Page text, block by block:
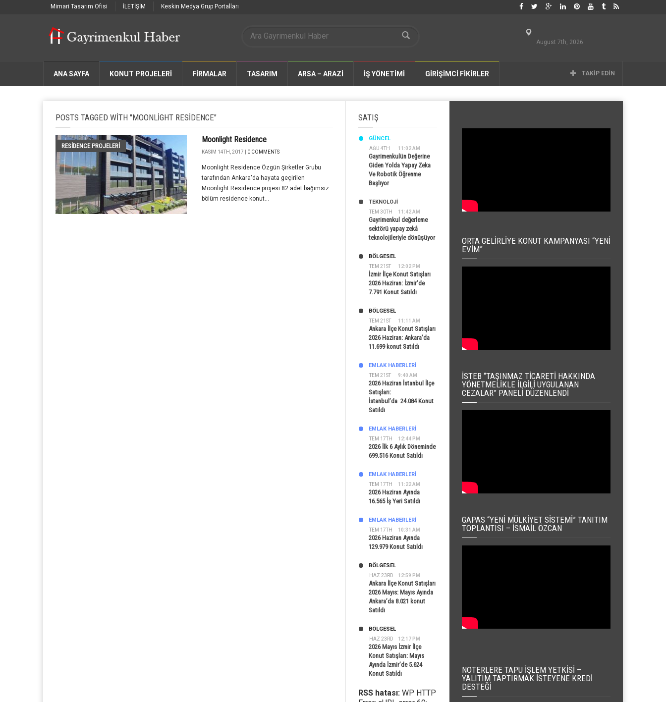
Mimari Tasarım Ofisi İLETİŞİM Keskin Medya Grup Portalları
August 7th, 2026
ANA SAYFA KONUT PROJELERİ FIRMALAR TASARIM ARSA – ARAZİ İŞ YÖNETİMİ GİRİŞİMCİ FİKİRLER TAKIP EDIN
POSTS TAGGED WITH "MOONLIGHT RESIDENCE"
RESIDENCE PROJELERI
Moonlight Residence
KASIM 14TH, 2017 | 0 COMMENTS
Moonlight Residence Özgün Şirketler Grubu
tarafından Ankara'da hayata geçirilen
Moonlight Residence projesi 82 adet bağımsız
bölüm residence konut...
SATIŞ
AĞU 4TH 11:02 AM
GÜNCEL
Gayrimenkulün Değerine
Giden Yolda Yapay Zeka
Ve Robotik Öğrenme
Başlıyor
TEM 30TH 11:42 AM
TEKNOLOJİ
Gayrimenkul değerleme
sektörü yapay zekâ
teknolojileriyle dönüşüyor
TEM 21ST 12:02 PM
BÖLGESEL
İzmir İlçe Konut Satışları
2026 Haziran: İzmir’de
7.791 Konut Satıldı
TEM 21ST 11:11 AM
BÖLGESEL
Ankara İlçe Konut Satışları
2026 Haziran: Ankara’da
11.699 konut Satıldı
TEM 21ST 9:40 AM
EMLAK HABERLERI
2026 Haziran İstanbul İlçe
Satışları:
İstanbul’da 24.084 Konut
Satıldı
TEM 17TH 12:44 PM
EMLAK HABERLERI
2026 İlk 6 Aylık Döneminde
699.516 Konut Satıldı
TEM 17TH 11:22 AM
EMLAK HABERLERI
2026 Haziran Ayında
16.565 İş Yeri Satıldı
TEM 17TH 10:31 AM
EMLAK HABERLERI
2026 Haziran Ayında
129.979 Konut Satıldı
HAZ 23RD 12:59 PM
BÖLGESEL
Ankara İlçe Konut Satışları
2026 Mayıs: Mayıs Ayında
Ankara’da 8.021 konut
Satıldı
HAZ 23RD 12:17 PM
BÖLGESEL
2026 Mayıs İzmir İlçe
Konut Satışları: Mayıs
Ayında İzmir’de 5.624
Konut Satıldı
RSS hatası: WP HTTP
ORTA GELIRLIYE KONUT KAMPANYASI “YENI
EVIM”
İSTEB “TAŞINMAZ TICARETI HAKKINDA
YÖNETMELIKLE İLGILI UYGULANAN
CEZALAR” PANELI DÜZENLENDI
GAPAS “YENI MÜLKIYET SISTEMI” TANITIM
TOPLANTISI – İSMAIL ÖZCAN
NOTERLERE TAPU İŞLEM YETKISI –
YALITIM TAPTIRMAK İSTEYENE KREDI
DESTEĞI